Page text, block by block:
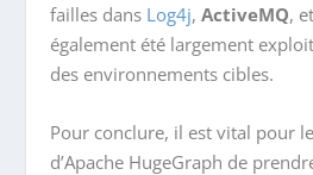
failles dans Log4j,ActiveMQ, et
également été largement
des environnements cibles.
Pour conclure, il est vital pour
d’Apache HugeGraph de